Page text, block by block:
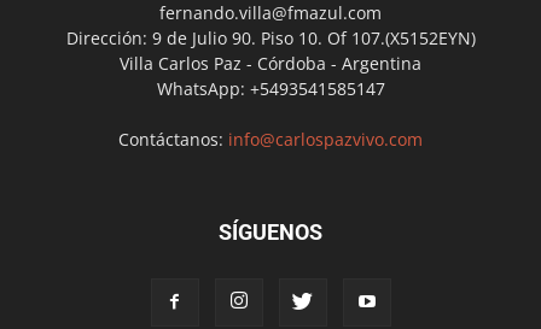
fernando.villa@fmazul.com
Dirección: 9 de Julio 90. Piso 10. Of 107.(X5152EYN)
Villa Carlos Paz - Córdoba - Argentina
WhatsApp: +5493541585147
Contáctanos: info@carlospazvivo.com
SÍGUENOS